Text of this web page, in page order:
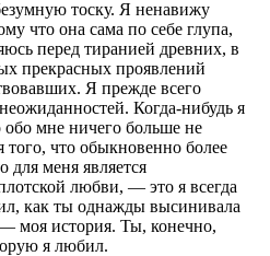
ную тоску. Я ненавижу
что она сама по себе глупа,
перед тиранией древних, в
прекрасных проявлений
Я прежде всего
Когда-нибудь я
обо мне ничего больше не
что обыкновенно бо­лее
для меня являет­ся
любви, — это я всегда
как ты однажды высинивала
— моя история. Ты, конечно,
я любил.